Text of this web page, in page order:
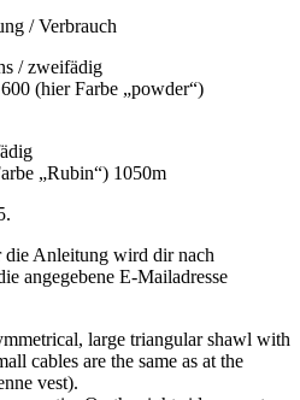
/ Verbrauch
/ zweifädig
(hier Farbe „powder“)
„Rubin“) 1050m
Anleitung wird dir nach
angegebene E-Mailadresse
large triangular shawl with
cables are the same as at the
vest).